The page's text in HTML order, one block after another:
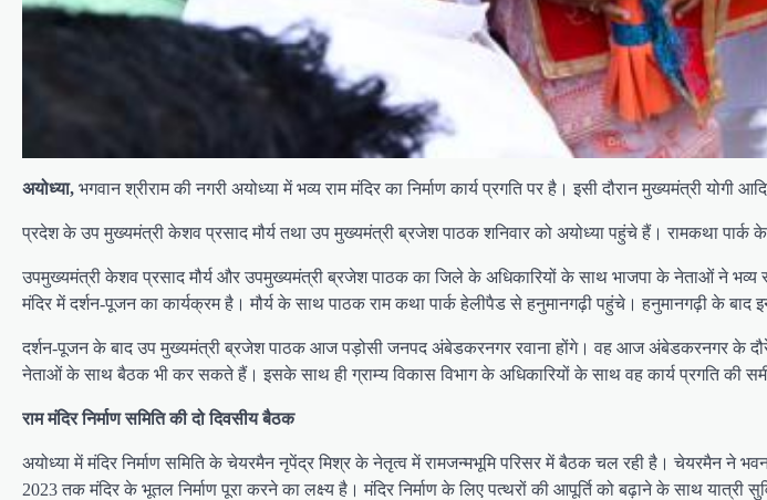
अयोध्या, भगवान श्रीराम की नगरी अयोध्या में भव्य राम मंदिर का निर्माण कार्य प्रगति पर है। इसी दौरान मुख्यमंत्री
प्रदेश के उप मुख्यमंत्री केशव प्रसाद मौर्य तथा उप मुख्यमंत्री ब्रजेश पाठक शनिवार को अयोध्या पहुंचे हैं। रामकथा
उपमुख्यमंत्री केशव प्रसाद मौर्य और उपमुख्यमंत्री ब्रजेश पाठक का जिले के अधिकारियों के साथ भाजपा के नेताओं ने भव्य
मंदिर में दर्शन-पूजन का कार्यक्रम है। मौर्य के साथ पाठक राम कथा पार्क हेलीपैड से हनुमानगढ़ी पहुंचे। हनुमानगढ़ी के बाद
दर्शन-पूजन के बाद उप मुख्यमंत्री ब्रजेश पाठक आज पड़ोसी जनपद अंबेडकरनगर रवाना होंगे। वह आज अंबेडकरनगर के दौरे
नेताओं के साथ बैठक भी कर सकते हैं। इसके साथ ही ग्राम्य विकास विभाग के अधिकारियों के साथ वह कार्य प्रगति की
राम मंदिर निर्माण समिति की दो दिवसीय बैठक
अयोध्या में मंदिर निर्माण समिति के चेयरमैन नृपेंद्र मिश्र के नेतृत्व में रामजन्मभूमि परिसर में बैठक चल रही है। चेयरमैन ने
2023 तक मंदिर के भूतल निर्माण पूरा करने का लक्ष्य है। मंदिर निर्माण के लिए पत्थरों की आपूर्ति को बढ़ाने के साथ यात्री